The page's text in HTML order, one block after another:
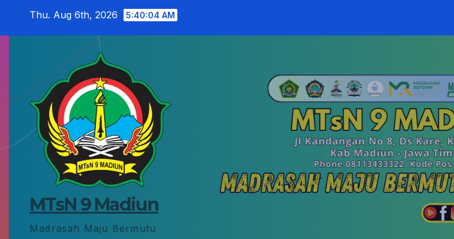
Thu. Aug 6th, 2026 5:40:04 AM
MTsN 9 Madiun
Madrasah Maju Bermutu